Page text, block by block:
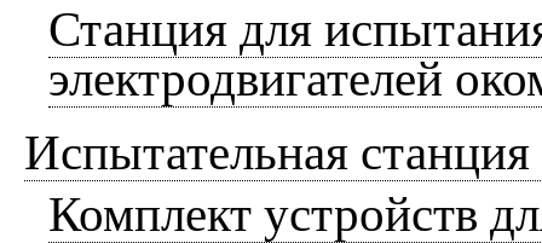
Станция для
электродвигателей
Испытательная
Комплект устройств